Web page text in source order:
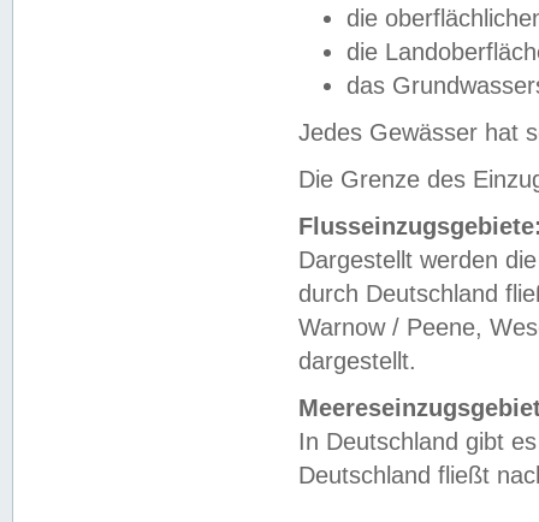
die
die
das
Jedes Gewässer hat
Die Grenze des
Dargestellt werden
durch Deutschland
Warnow / Peene,
dargestellt.
In Deutschland gibt
Deutschland fließt